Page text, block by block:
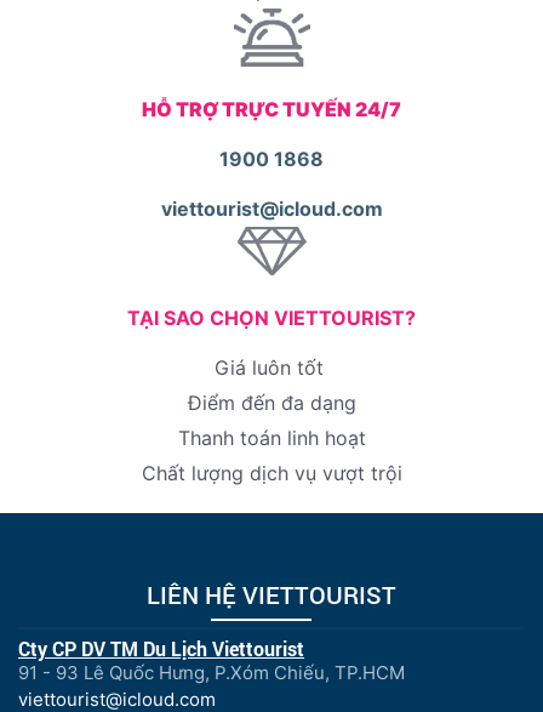
HỖ TRỢ TRỰC TUYẾN 24/7
1900 1868
viettourist@icloud.com
TẠI SAO CHỌN VIETTOURIST?
Giá luôn tốt
Điểm đến đa dạng
Thanh toán linh hoạt
Chất lượng dịch vụ vượt trội
LIÊN HỆ VIETTOURIST
Cty CP DV TM Du Lịch Viettourist
91 - 93 Lê Quốc Hưng, P.Xóm Chiếu, TP.HCM
viettourist@icloud.com